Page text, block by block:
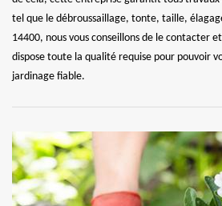
tel que le débroussaillage, tonte, taille,
14400, nous vous conseillons de le contacter
dispose toute la qualité requise pour pouvoir
jardinage fiable.